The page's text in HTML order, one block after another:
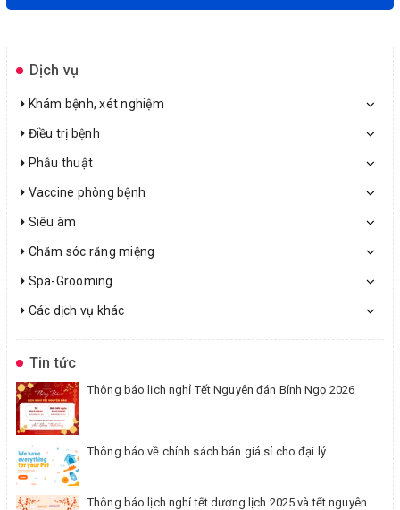
Dịch vụ
Khám bệnh, xét nghiệm
Điều trị bệnh
Phẫu thuật
Vaccine phòng bệnh
Siêu âm
Chăm sóc răng miệng
Spa-Grooming
Các dịch vụ khác
Tin tức
Thông báo lịch nghỉ Tết Nguyên đán Bính Ngọ 2026
Thông báo về chính sách bán giá sỉ cho đại lý
Thông báo lịch nghỉ tết dương lịch 2025 và tết nguyên